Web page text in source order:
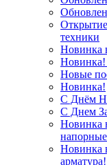
Открытие
техники
Новинка
Новые
Новинка!
С Днём
С Днем
Новинка
Новинка
арматура!